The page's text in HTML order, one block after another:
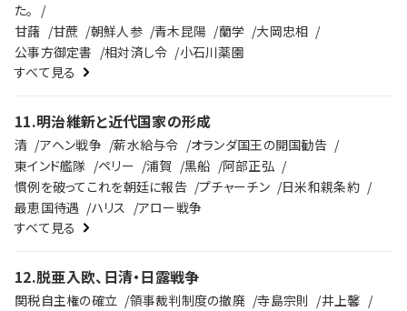
た。
甘藷
甘蔗 朝鮮人参 青木昆陽 蘭学
大岡忠相
公事方御定書
相対済し令
小石川薬園
すべて見る
11.明治維新と近代国家の形成
清 アヘン戦争 薪水給与令
オランダ国王の開国勧告
東インド艦隊
ペリー 浦賀 黒船
阿部正弘
慣例を破ってこれを朝廷に報告
プチャーチン
日米和親条約
最恵国待遇
ハリス
アロー戦争
すべて見る
12.脱亜入欧、日清・日露戦争
関税自主権の確立 領事裁判制度の撤廃 寺島宗則
井上馨